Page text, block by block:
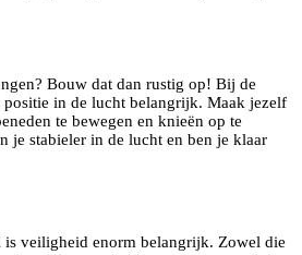
Bouw dat dan rustig op! Bij de
positie in de lucht belangrijk. Maak jezelf
te bewegen en knieën op te
je stabieler in de lucht en ben je klaar
veiligheid enorm belangrijk. Zowel die